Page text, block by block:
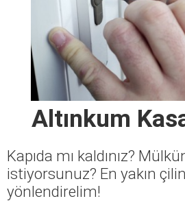
Altınkum
Kapıda mı kaldınız?
istiyorsunuz? En yakın
yönlendirelim!